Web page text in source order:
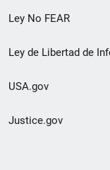
página
Ley No FEAR
Ley de Libertad de
USA.gov
Justice.gov